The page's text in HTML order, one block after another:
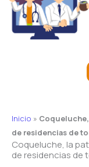
Inicio »
de residencias de
Coqueluche, la
de residencias de